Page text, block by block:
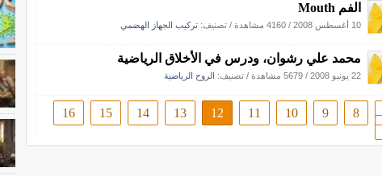
الفم Mouth
10 أغسطس 2008 / 4160 مشاهدة / تصنيف: تركيب الجهاز الهضمي
محمد علي رشوان، ودرس في الأخلاق الرياضية
22 يونيو 2008 / 5679 مشاهدة / تصنيف: الروح الرياضية
8
9
10
11
12
13
14
15
16